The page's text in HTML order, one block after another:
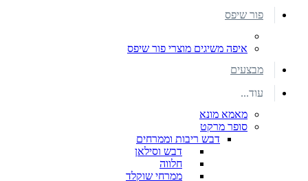
פור שיפס
איפה משיגים מוצרי פור שיפס
מבצעים
עוד...
מאמא מונא
סופר מרקט
דבש ריבות וממרחים
דבש וסילאן
חלווה
ממרחי שוקלד